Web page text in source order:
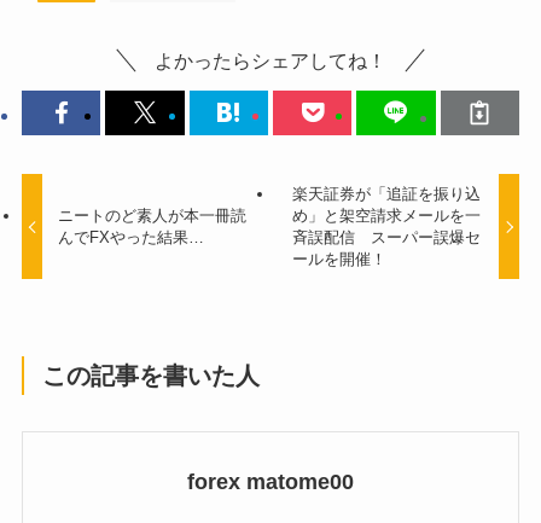
よかったらシェアしてね！
ニートのど素人が本一冊読
んでFXやった結果…
楽天証券が「追証を振り込
め」と架空請求メールを一
斉誤配信 スーパー誤爆セ
ールを開催！
この記事を書いた人
forex matome00